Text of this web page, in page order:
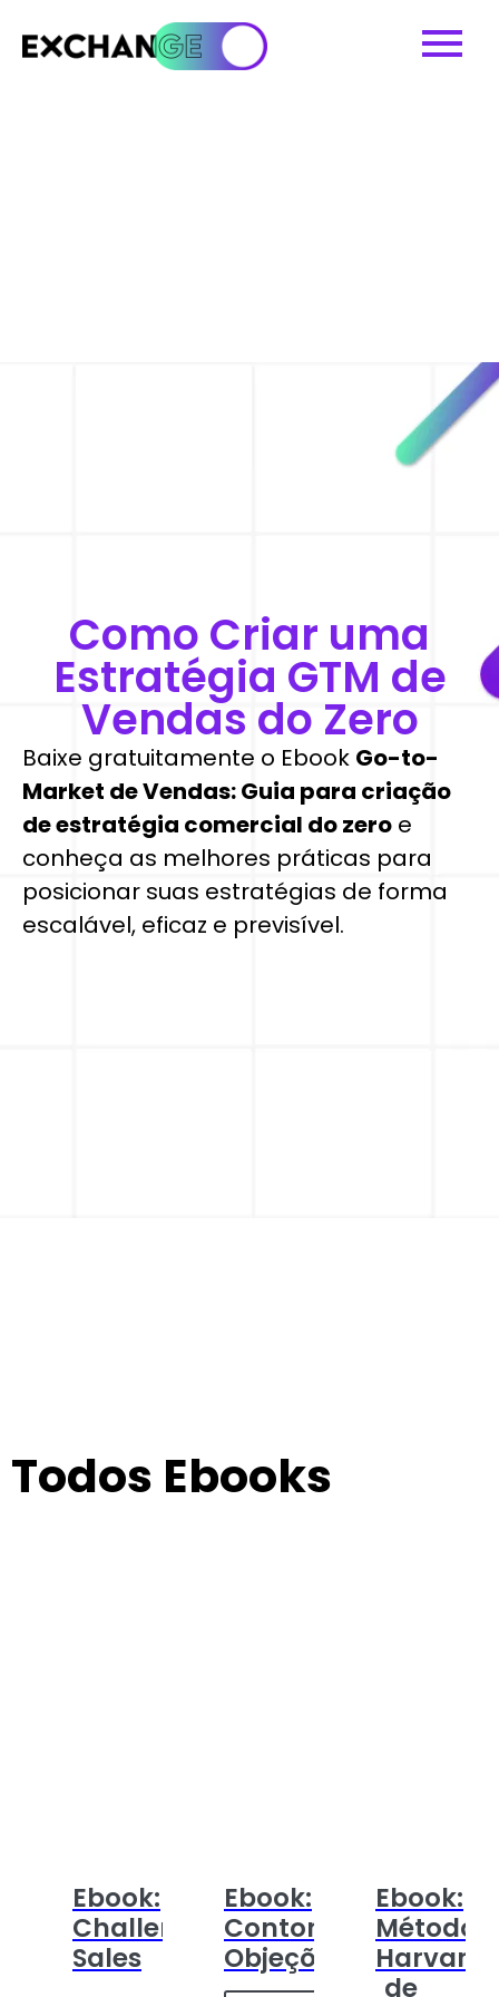
Como Criar uma
Estratégia GTM de
Vendas do Zero
Baixe gratuitamente o Ebook Go-to-
Market de Vendas: Guia para criação
de estratégia comercial do zero e
conheça as melhores práticas para
posicionar suas estratégias de forma
escalável, eficaz e previsível.
Todos Ebooks
Ebook:
Challenger
Sales
Ebook:
Contornando
Objeções
Ebook:
Método
Harvard
de